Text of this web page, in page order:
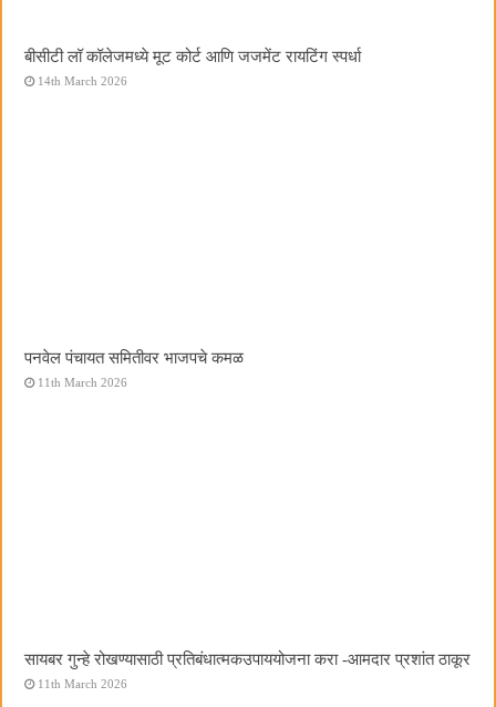
बीसीटी लॉ कॉलेजमध्ये मूट कोर्ट आणि जजमेंट रायटिंग स्पर्धा
14th March 2026
पनवेल पंचायत समितीवर भाजपचे कमळ
11th March 2026
सायबर गुन्हे रोखण्यासाठी प्रतिबंधात्मकउपाययोजना करा -आमदार प्रशांत ठाकूर
11th March 2026